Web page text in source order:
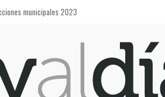
municipales 2023